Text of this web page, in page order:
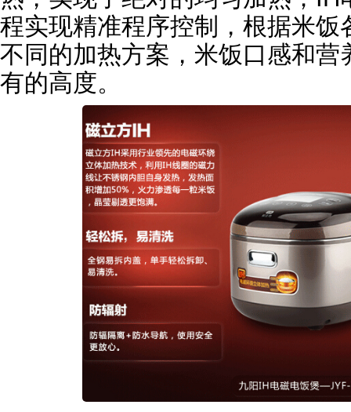
程实现精准程序控制，根据米
不同的加热方案，米饭口感和
有的高度。